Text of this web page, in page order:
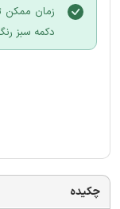
زمان ممکن
دکمه سبز
چکیده